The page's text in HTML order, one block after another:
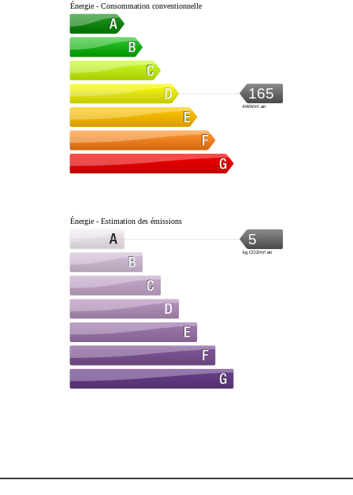
Énergie - Consommation conventionnelle
165
kWh/m².an
Énergie - Estimation des émissions
5
kg CO2/m².an